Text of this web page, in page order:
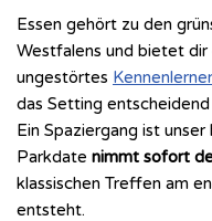
Essen gehört zu den
Westfalens und bietet
ungestörtes
das Setting
Ein Spaziergang ist
Parkdate nimmt sofort
klassischen Treffen am
entsteht.